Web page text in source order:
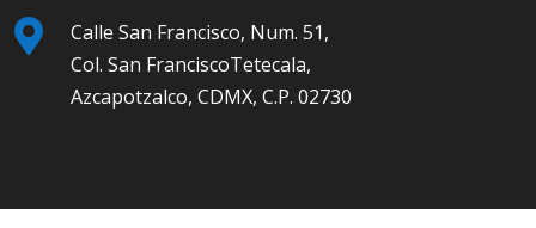

Calle San Francisco, Num. 51,
Col. San FranciscoTetecala,
Azcapotzalco, CDMX, C.P. 02730